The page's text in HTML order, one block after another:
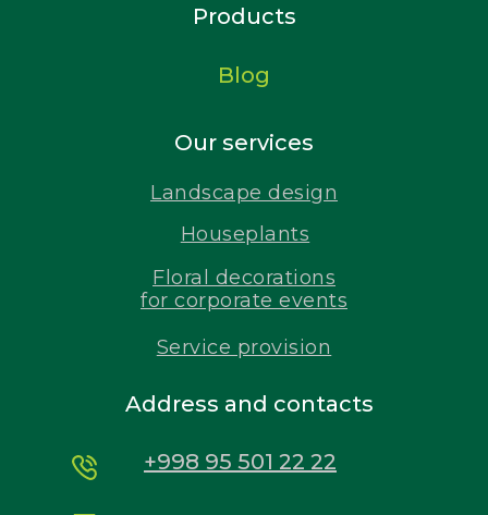
Address and contacts
Service provision
Floral decorations
for corporate events
Houseplants
Our services
Products
Blog
Landscape design
+998 95 501 22 22